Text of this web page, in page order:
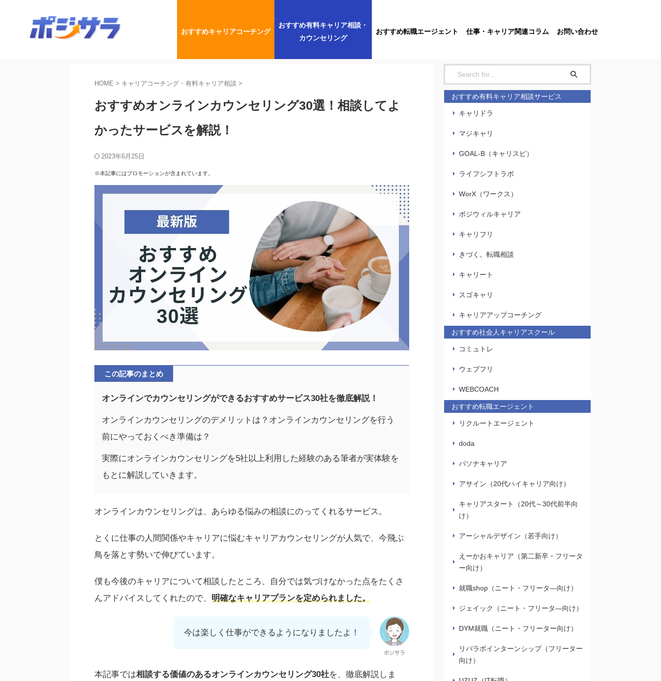
おすすめキャリアコーチング
おすすめ有料キャリア相談・
カウンセリング
おすすめ転職エージェント 仕事・キャリア関連コラム お問い合わせ
HOME > キャリアコーチング・有料キャリア相談 >
おすすめオンラインカウンセリング30選！相談してよ
かったサービスを解説！
2023年6月25日
※本記事にはプロモーションが含まれています。
この記事のまとめ
オンラインでカウンセリングができるおすすめサービス30社を徹底解説！
オンラインカウンセリングのデメリットは？オンラインカウンセリングを行う
前にやっておくべき準備は？
実際にオンラインカウンセリングを5社以上利用した経験のある筆者が実体験を
もとに解説していきます。
オンラインカウンセリングは、あらゆる悩みの相談にのってくれるサービス。
とくに仕事の人間関係やキャリアに悩むキャリアカウンセリングが人気で、今飛ぶ
鳥を落とす勢いで伸びています。
僕も今後のキャリアについて相談したところ、自分では気づけなかった点をたくさ
んアドバイスしてくれたので、 明確なキャリアプランを定められました。
今は楽しく仕事ができるようになりましたよ！
ポジサラ
本記事では相談する価値のあるオンラインカウンセリング30社を、徹底解説しま
おすすめ有料キャリア相談サービス
キャリドラ
マジキャリ
GOAL-B（キャリスピ）
ライフシフトラボ
WorX（ワークス）
ポジウィルキャリア
キャリフリ
きづく。転職相談
キャリート
スゴキャリ
キャリアアップコーチング
おすすめ社会人キャリアスクール
コミュトレ
ウェブフリ
WEBCOACH
おすすめ転職エージェント
リクルートエージェント
doda
パソナキャリア
アサイン（20代ハイキャリア向け）
キャリアスタート（20代～30代前半向
け）
アーシャルデザイン（若手向け）
えーかおキャリア（第二新卒・フリータ
ー向け）
就職shop（ニート・フリータ―向け）
ジェイック（ニート・フリータ―向け）
DYM就職（ニート・フリーター向け）
リバラボインターンシップ（フリーター
向け）